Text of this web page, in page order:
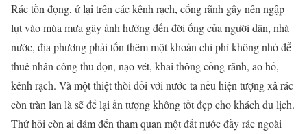
Rác tồn đọng, ứ lại trên các kênh rạch, cống rãnh gây nên ngập
lụt vào mùa mưa gây ảnh hưởng đến đời ống của người dân, nhà
nước, địa phương phải tốn thêm một khoản chi phí không nhỏ để
thuê nhân công thu dọn, nạo vét, khai thông cống rãnh, ao hồ,
kênh rạch. Và một thiệt thòi đối với nước ta nếu hiện tượng xả rác
còn tràn lan là sẽ để lại ấn tượng không tốt đẹp cho khách du lịch.
Thử hỏi còn ai dám đến tham quan một đất nước đầy rác ngoài